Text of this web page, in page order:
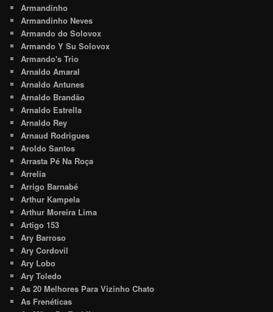
Armandinho
Armandinho Neves
Armando do Solovox
Armando Y Su Solovox
Armando's Trio
Arnaldo Amaral
Arnaldo Antunes
Arnaldo Brandão
Arnaldo Estrella
Arnaldo Rey
Arnaud Rodrigues
Aroldo Santos
Arrasta Pé Na Roça
Arrelia
Arrigo Barnabé
Arthur Kampela
Arthur Moreira Lima
Artigo 153
Ary Barroso
Ary Cordovil
Ary Lobo
Ary Toledo
As 20 Melhores Para Vizinho Chato
As Frenéticas